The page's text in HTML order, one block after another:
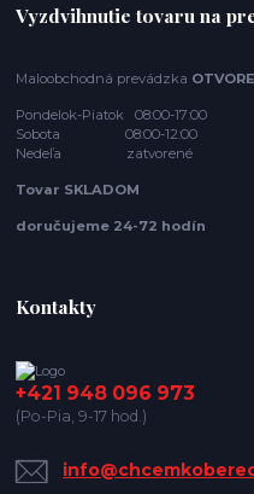
Vyzdvihnutie tovaru na
Maloobchodná prevádzka
Pondelok-Piatok 08:00-17:00
Sobota 08:00-12:00
Nedeľa zatvorené
Tovar SKLADOM
doručujeme 24-72 hodín
Kontakty
+421 948 096 973
(Po-Pia, 9-17 hod.)